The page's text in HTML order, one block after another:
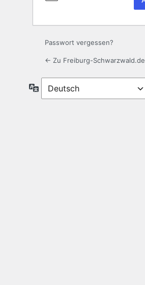
Passwort vergessen?
← Zu Freiburg-Schwarzwald.de
Sprache